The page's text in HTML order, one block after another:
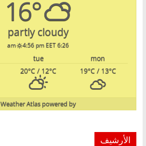
16°
partly cloudy
6:26 am
4:56 pm EET
mon
tue
19°C/ 13°C
20°C / 12°C
powered by
Weather Atlas
الأرشيف